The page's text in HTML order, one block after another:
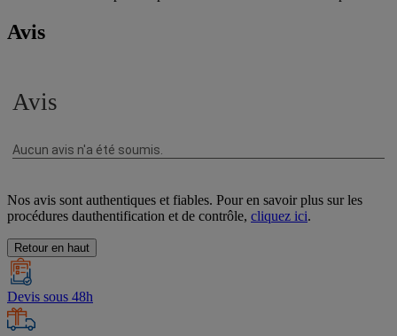
Avis
Nos avis sont authentiques et fiables. Pour en savoir plus sur les
procédures dauthentification et de contrôle, cliquez ici.
Retour en haut
Devis sous 48h